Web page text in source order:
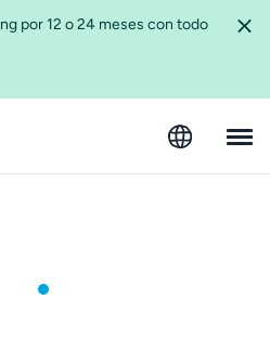
por 12 o 24 meses con todo